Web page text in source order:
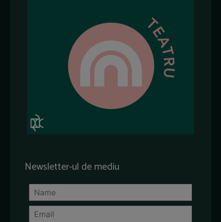
Newsletter-ul de mediu